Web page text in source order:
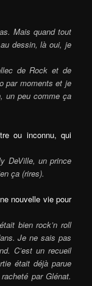
Mais quand tout
dessin, là oui, je
de Rock et de
par moments et je
un peu comme ça
ou inconnu, qui
DeVille, un prince
ça (rires).
nouvelle vie pour
bien rock’n roll
Je ne sais pas
C’est un recueil
était déjà parue
par Glénat.